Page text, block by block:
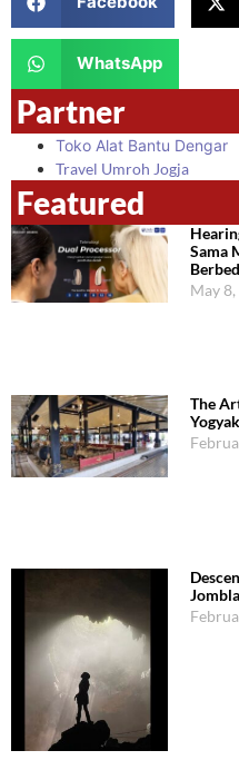
WhatsApp
Partner
Toko Alat Bantu Dengar
Travel Umroh Jogja
Featured
Sama
May
The